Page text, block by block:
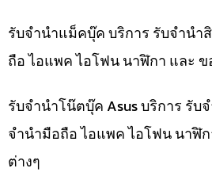
รับจำนำแม็คบุ๊ค บริการ รับจำนำ
ถือ ไอแพค ไอโฟน นาฬิกา และ
รับจำนำโน๊ตบุ๊ค Asus บริการ รับ
จำนำมือถือ ไอแพค ไอโฟน นาฬิ
ต่างๆ